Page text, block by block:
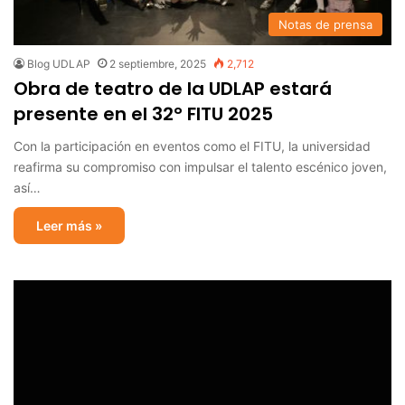
Notas de prensa
Blog UDLAP 2 septiembre, 2025 2,712
Obra de teatro de la UDLAP estará
presente en el 32° FITU 2025
Con la participación en eventos como el FITU, la universidad
reafirma su compromiso con impulsar el talento escénico joven,
así…
Leer más »